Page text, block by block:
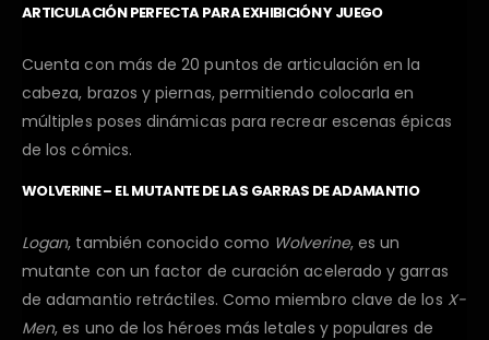
ARTICULACIÓN PERFECTA PARA EXHIBICIÓN Y JUEGO
Cuenta con más de 20 puntos de articulación en la
cabeza, brazos y piernas, permitiendo colocarla en
múltiples poses dinámicas para recrear escenas épicas
de los cómics.
WOLVERINE – EL MUTANTE DE LAS GARRAS DE ADAMANTIO
Logan, también conocido como Wolverine, es un
mutante con un factor de curación acelerado y garras
de adamantio retráctiles. Como miembro clave de los X-
Men, es uno de los héroes más letales y populares de